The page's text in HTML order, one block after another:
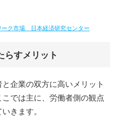
ーク市場 日本経済研究センター
らすメリット
企業の双方に高いメリット
では主に、労働者側の観点
きます。